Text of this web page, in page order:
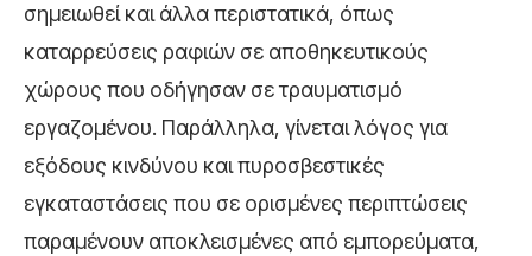
σημειωθεί και άλλα περιστατικά, όπως
καταρρεύσεις ραφιών σε αποθηκευτικούς
χώρους που οδήγησαν σε τραυματισμό
εργαζομένου. Παράλληλα, γίνεται λόγος για
εξόδους κινδύνου και πυροσβεστικές
εγκαταστάσεις που σε ορισμένες περιπτώσεις
παραμένουν αποκλεισμένες από εμπορεύματα,